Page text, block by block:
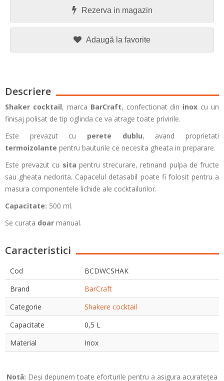
Rezerva in magazin
Adaugă la favorite
Descriere
Shaker cocktail, marca BarCraft, confectionat din inox cu un
finisaj polisat de tip oglinda ce va atrage toate privirile.
Este prevazut cu perete dublu, avand proprietati
termoizolante pentru bauturile ce necesita gheata in preparare.
Este prevazut cu sita pentru strecurare, retinand pulpa de fructe
sau gheata nedorita. Capacelul detasabil poate fi folosit pentru a
masura componentele lichide ale cocktailurilor.
Capacitate: 500 ml.
Se curata doar manual.
Caracteristici
Cod
BCDWCSHAK
Brand
BarCraft
Categorie
Shakere cocktail
Capacitate
0,5 L
Material
Inox
Notă: Deși depunem toate eforturile pentru a asigura acuratețea